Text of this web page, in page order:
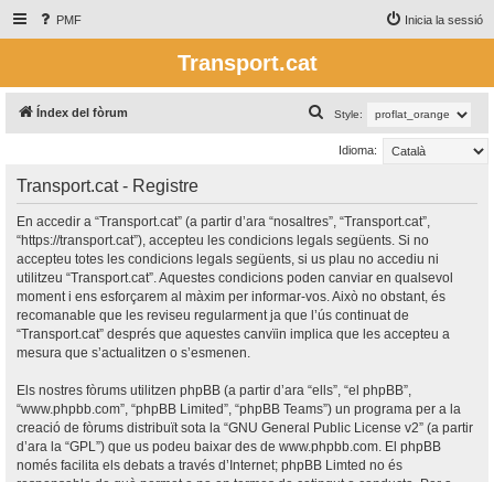
PMF Inicia la sessió
Transport.cat
Índex del fòrum Style:
e
a
Idioma:
Transport.cat - Registre
En accedir a “Transport.cat” (a partir d’ara “nosaltres”, “Transport.cat”,
“https://transport.cat”), accepteu les condicions legals següents. Si no
accepteu totes les condicions legals següents, si us plau no accediu ni
utilitzeu “Transport.cat”. Aquestes condicions poden canviar en qualsevol
moment i ens esforçarem al màxim per informar-vos. Això no obstant, és
recomanable que les reviseu regularment ja que l’ús continuat de
“Transport.cat” després que aquestes canvïin implica que les accepteu a
mesura que s’actualitzen o s’esmenen.
Els nostres fòrums utilitzen phpBB (a partir d’ara “ells”, “el phpBB”,
“www.phpbb.com”, “phpBB Limited”, “phpBB Teams”) un programa per a la
creació de fòrums distribuït sota la “GNU General Public License v2” (a partir
d’ara la “GPL”) que us podeu baixar des de www.phpbb.com . El phpBB
només facilita els debats a través d’Internet; phpBB Limted no és